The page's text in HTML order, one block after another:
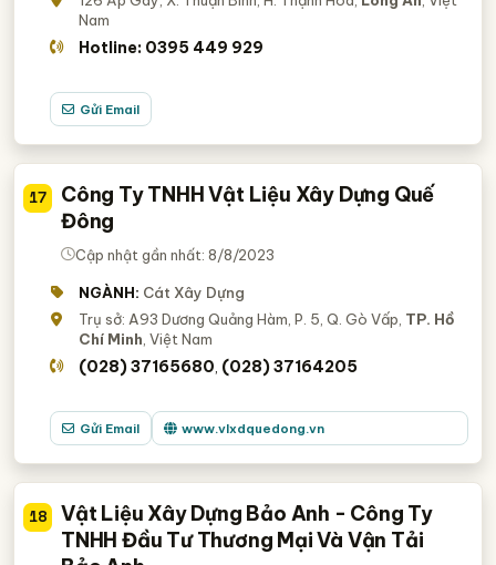
Nam
Hotline: 0395 449 929
Gửi Email
17
Công Ty TNHH Vật Liệu Xây Dựng Quế
Đông
Cập nhật gần nhất: 8/8/2023
NGÀNH: Cát Xây Dựng
Trụ sở: A93 Dương Quảng Hàm, P. 5, Q. Gò Vấp, TP. Hồ
Chí Minh , Việt Nam
(028) 37165680 (028) 37164205
Gửi Email www.vlxdquedong.vn
18
Vật Liệu Xây Dựng Bảo Anh - Công Ty
TNHH Đầu Tư Thương Mại Và Vận Tải